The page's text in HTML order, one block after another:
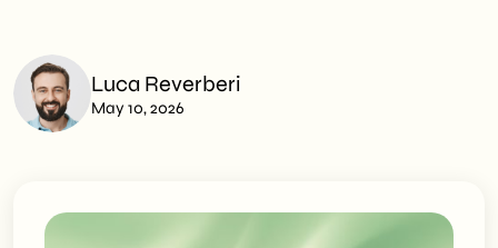
Luca Reverberi
May 10, 2026